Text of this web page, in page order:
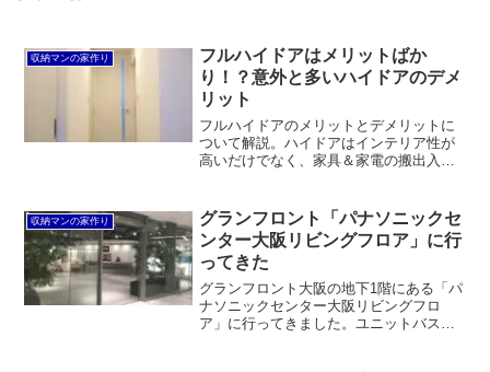
収納マンの家作り
フルハイドアはメリットばか
り！？意外と多いハイドアのデメ
リット
フルハイドアのメリットとデメリットに
ついて解説。ハイドアはインテリア性が
高いだけでなく、家具＆家電の搬出入
いどころを間違えると圧迫感を感じた
り、部屋が狭く感じてしまう可能性もあ
ります。また、反ったり空気抵抗が大き
くて、戸の開閉が重く感じられることも
あります。
収納マンの家作り
グランフロント「パナソニックセ
ンター大阪リビングフロア」に行
ってきた
グランフロント大阪の地下1階にある「パ
ナソニックセンター大阪リビングフロ
ア」に行ってきました。ユニットバスの